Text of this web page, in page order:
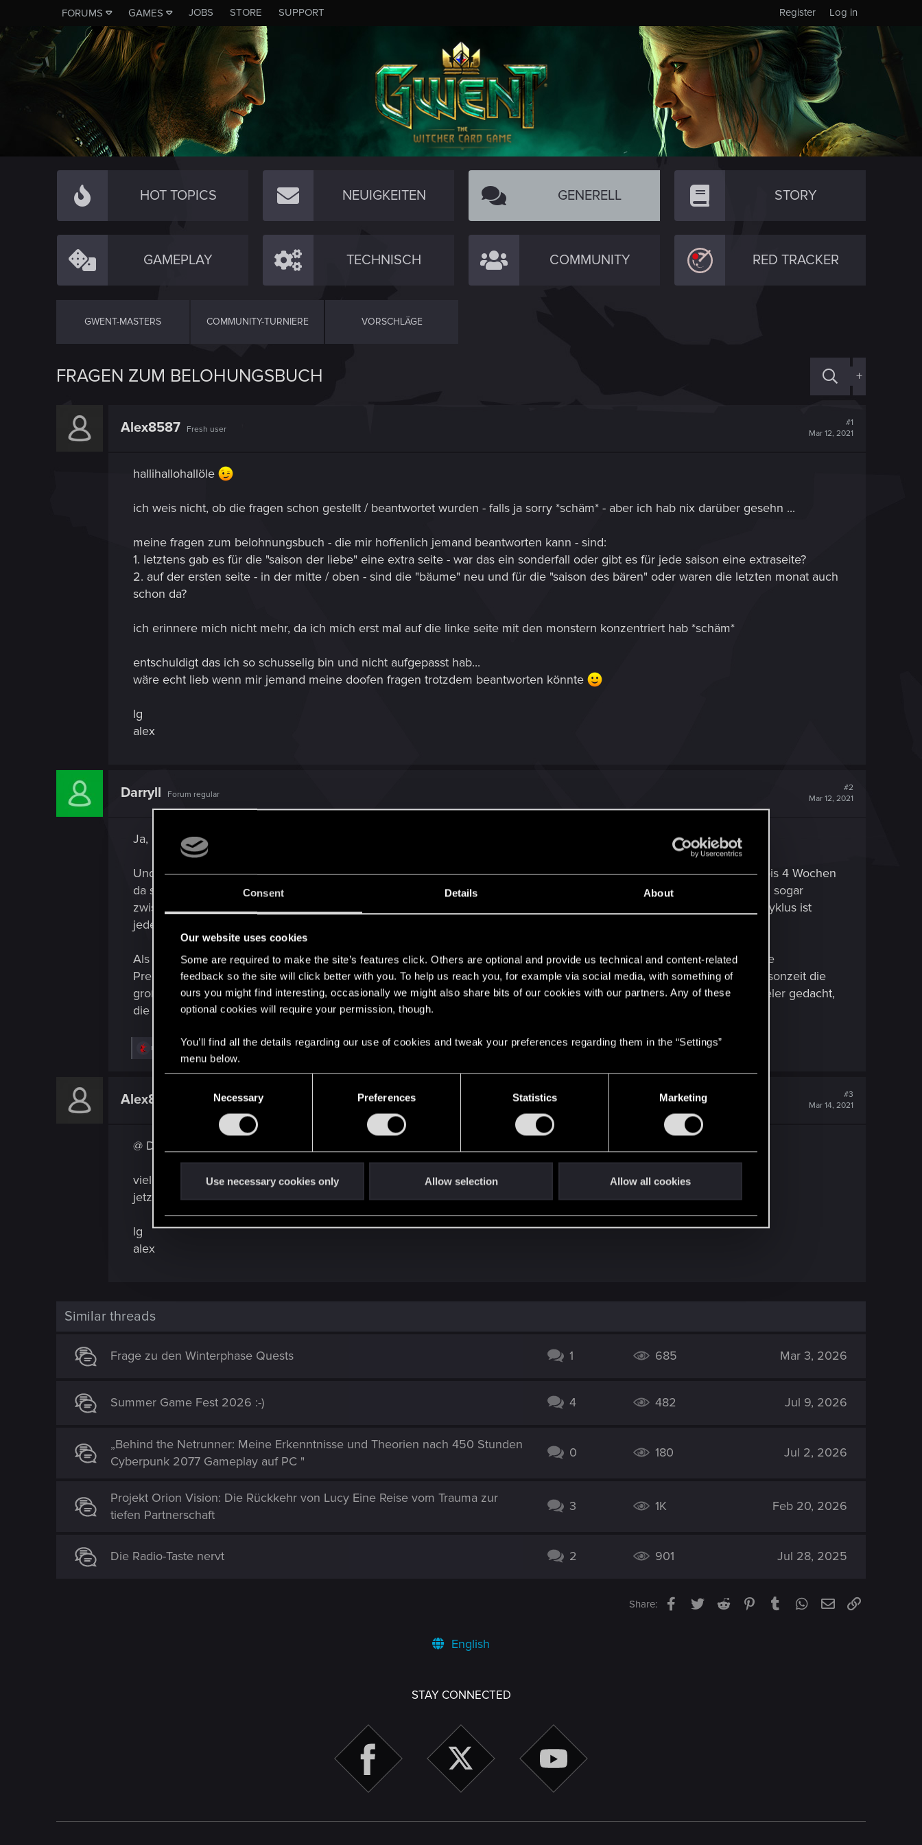
Consent Details About
Our website uses cookies
Some are required to make the site’s features click. Others are optional and provide us technical and content-related
feedback so the site will click better with you. To help us reach you, for example via social media, with something of
ours you might find interesting, occasionally we might also share bits of our cookies with our partners. Any of these
optional cookies will require your permission, though.
You’ll find all the details regarding our use of cookies and tweak your preferences regarding them in the “Settings”
menu below.
e
l
Necessary Preferences Statistics Marketing
Use necessary cookies only Allow selection Allow all cookies
FORUMS GAMES JOBS STORE SUPPORT Log in
Register
HOT TOPICS NEUIGKEITEN GENERELL STORY
GAMEPLAY TECHNISCH COMMUNITY RED TRACKER
GWENT-MASTERS COMMUNITY-TURNIERE VORSCHLÄGE
FRAGEN ZUM BELOHUNGSBUCH +
Alex8587 Fresh user
#1
Mar 12, 2021
hallihallohallöle
ich weis nicht, ob die fragen schon gestellt / beantwortet wurden - falls ja sorry *schäm* - aber ich hab nix darüber gesehn ...
meine fragen zum belohnungsbuch - die mir hoffenlich jemand beantworten kann - sind:
1. letztens gab es für die "saison der liebe" eine extra seite - war das ein sonderfall oder gibt es für jede saison eine extraseite?
2. auf der ersten seite - in der mitte / oben - sind die "bäume" neu und für die "saison des bären" oder waren die letzten monat auch
schon da?
ich erinnere mich nicht mehr, da ich mich erst mal auf die linke seite mit den monstern konzentriert hab *schäm*
entschuldigt das ich so schusselig bin und nicht aufgepasst hab...
wäre echt lieb wenn mir jemand meine doofen fragen trotzdem beantworten könnte
lg
alex
Darryll Forum regular
#2
Mar 12, 2021
Ja, Extra-Seiten im Belohnungsbuch sind Sonder-Events.
Und ja, jeden Monat gibt es eine spezielle Saison und dementsprechend auch bestimmte Saisonbäume, die nur für 3 bis 4 Wochen
da sind. Nach 12 Monaten kommen diese Bäume jedoch normalerweise wieder zurück und durch deinen Account wird sogar
zwischengespeichert, ob du damals ein Jahr davor bereits irgendwelche Punkte dort investiert hast, denn der Saison-Zyklus ist
jedes Jahr der Selbe (nach Wolf kommt Liebe, nach Liebe Bär, nach Bär Elf, nach Elf Viper usw.).
Als Neuling würde ich nur in den Anfangsbereichen der Saisonbäume Punkte investieren - z.B. dort, wo man bestimmte
Premiumvarianten von Bronzekarten abstauben kann. Ansonsten ist es für den Einstieg zu schwierig, in der kurzen Saisonzeit die
große Menge an Bonuspunkten zusammenzubekommen, die dort nötig wären. Das ist eher für erfahrene "Gwent"-Spieler gedacht,
die durch ihre Prestige-Level schneller Punkte sammeln können...
R
i
:
red_coshy
Alex8587 Fresh user
#3
Mar 14, 2021
@ Darryll
vielen lieben dank für die info
jetzt weis ich, das ich mich da nicht hetzten muss sondern ganz piano da durchwurstln kann
lg
alex
Similar threads
Frage zu den Winterphase Quests 1 685 Mar 3, 2026
Summer Game Fest 2026 :-) 4 482 Jul 9, 2026
„Behind the Netrunner: Meine Erkenntnisse und Theorien nach 450 Stunden
Cyberpunk 2077 Gameplay auf PC "
0 180 Jul 2, 2026
Projekt Orion Vision: Die Rückkehr von Lucy Eine Reise vom Trauma zur
tiefen Partnerschaft
3 1K Feb 20, 2026
Die Radio-Taste nervt 2 901 Jul 28, 2025
Share: Facebook
TwitterReddit PinterestTumblrWhatsApp
EmailLink
English
STAY CONNECTED